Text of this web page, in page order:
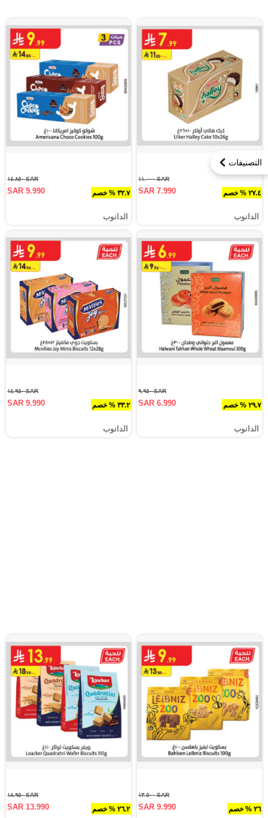
التصنيفات
٢٧.٤ % خصم
SAR ١١.٠٠٠
SAR 7.990
الدانوب
٣٢.٧ % خصم
SAR ١٤.٨٥٠
SAR 9.990
الدانوب
٢٩.٧ % خصم
SAR ٩.٩٥٠
SAR 6.990
الدانوب
٣٣.٢ % خصم
SAR ١٤.٩٥٠
SAR 9.990
الدانوب
٢٦ % خصم
SAR ١٣.٥٠٠
SAR 9.990 ٢٦.٢ % خصم
SAR ١٨.٩٥٠
SAR 13.990